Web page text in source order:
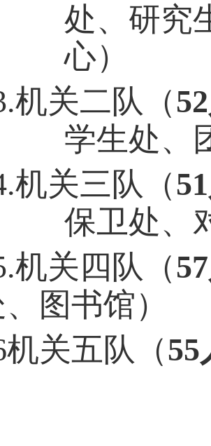
处、研究
心）
.机关二队 （
学生处、
机关三队 （
保卫处、
.机关四 队 （
、 图书馆）
机关五队 （55